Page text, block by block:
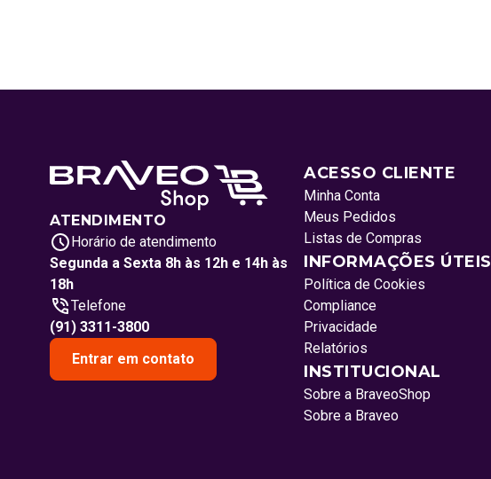
ATENDIMENTO
Horário de atendimento
Segunda a Sexta 8h às 12h e 14h às
18h
Telefone
(91) 3311-3800
Entrar em contato
ACESSO CLIENTE
Minha Conta
Meus Pedidos
Listas de Compras
INFORMAÇÕES ÚTEIS
Política de Cookies
Compliance
Privacidade
Relatórios
INSTITUCIONAL
Sobre a BraveoShop
Sobre a Braveo